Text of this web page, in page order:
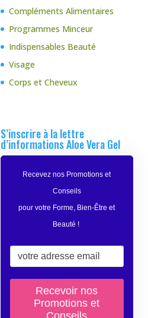
Compléments Alimentaires
Programmes Minceur
Indispensables Beauté
Visage
Corps et Cheveux
S’inscrire à la lettre
d’informations Aloe Vera Gel
Recevez nos Promotions et
Conseils
pour votre Forme, Bien-Être et
Beauté !